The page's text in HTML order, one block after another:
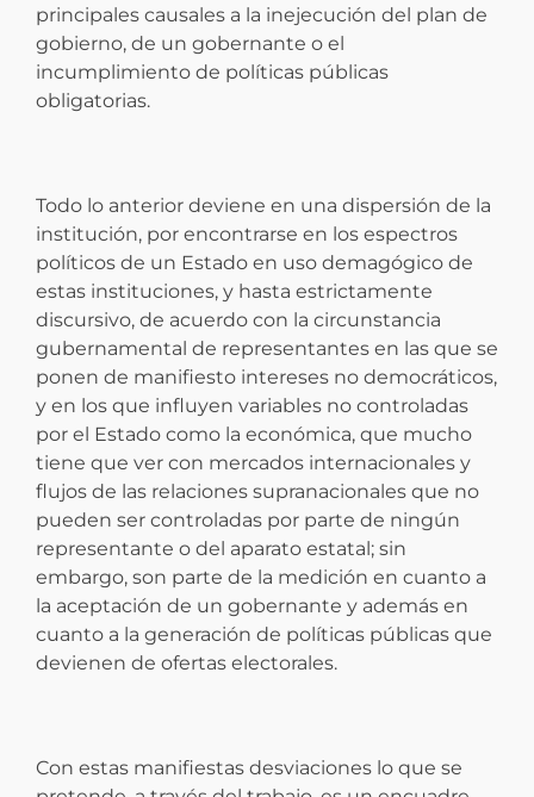
principales causales a la inejecución del plan de
gobierno, de un gobernante o el
incumplimiento de políticas públicas
obligatorias.
Todo lo anterior deviene en una dispersión de la
institución, por encontrarse en los espectros
políticos de un Estado en uso demagógico de
estas instituciones, y hasta estrictamente
discursivo, de acuerdo con la circunstancia
gubernamental de representantes en las que se
ponen de manifiesto intereses no democráticos,
y en los que influyen variables no controladas
por el Estado como la económica, que mucho
tiene que ver con mercados internacionales y
flujos de las relaciones supranacionales que no
pueden ser controladas por parte de ningún
representante o del aparato estatal; sin
embargo, son parte de la medición en cuanto a
la aceptación de un gobernante y además en
cuanto a la generación de políticas públicas que
devienen de ofertas electorales.
Con estas manifiestas desviaciones lo que se